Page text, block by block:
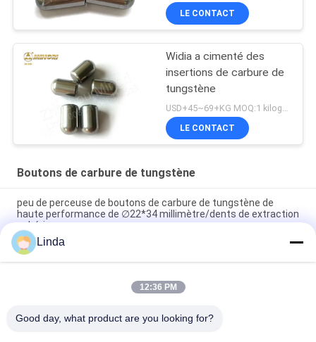
LE CONTACT
Widia a cimenté des
insertions de carbure de
tungstène
LE CONTACT
Boutons de carbure de tungstène
peu de perceuse de boutons de carbure de tungstène de
haute performance de ∅22*34 millimètre/dents de extraction
sphériques
Insertion outil par pastilles de carbure de tungstène de Dth
pour le matériel dur de perceuse de charbonnage
peu principal rond d'astuces d'insertion de bouton de carbure
Linda
12:36 PM
Good day, what product are you looking for?